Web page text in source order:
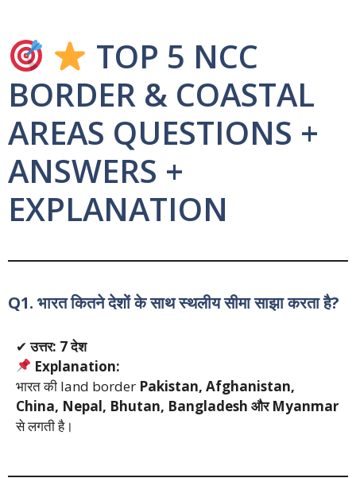
TOP 5 NCC
BORDER & COASTAL
AREAS QUESTIONS +
ANSWERS +
EXPLANATION
Q1. भारत कितने देशों के साथ स्थलीय सीमा साझा करता है?
✔उत्तर: 7 देश
Explanation:
भारत की land border Pakistan, Afghanistan,
China, Nepal, Bhutan, Bangladesh और Myanmar
से लगती है।